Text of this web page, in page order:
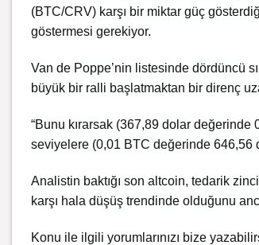
(BTC/CRV) karşı bir miktar güç
göstermesi gerekiyor.
Van de Poppe’nin listesinde dördüncü
büyük bir ralli başlatmaktan bir direnç
“Bunu kırarsak (367,89 dolar değerinde
seviyelere (0,01 BTC değerinde 646,56
Analistin baktığı son altcoin, tedarik
karşı hala düşüş trendinde olduğunu
Konu ile ilgili yorumlarınızı bize